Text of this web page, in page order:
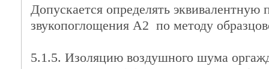
Допускается определять эквивалентную
звукопоглощения A2 по методу
5.1.5. Изоляцию воздушного шума